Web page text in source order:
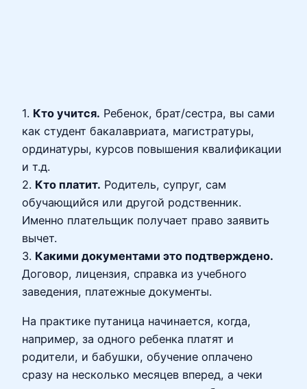
1. Кто учится. Ребенок, брат/сестра, вы сами
как студент бакалавриата, магистратуры,
ординатуры, курсов повышения квалификации
и т.д.
2. Кто платит. Родитель, супруг, сам
обучающийся или другой родственник.
Именно плательщик получает право заявить
вычет.
3. Какими документами это подтверждено.
Договор, лицензия, справка из учебного
заведения, платежные документы.
На практике путаница начинается, когда,
например, за одного ребенка платят и
родители, и бабушки, обучение оплачено
сразу на несколько месяцев вперед, а чеки